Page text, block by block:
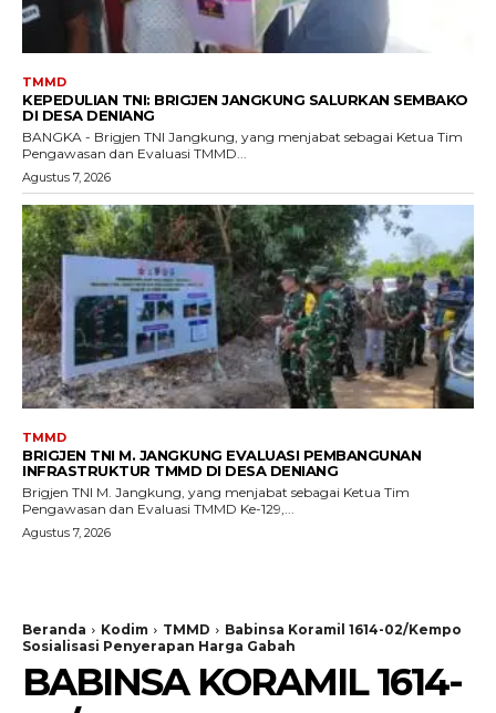
TMMD
KEPEDULIAN TNI: BRIGJEN JANGKUNG SALURKAN SEMBAKO
DI DESA DENIANG
BANGKA - Brigjen TNI Jangkung, yang menjabat sebagai Ketua Tim
Pengawasan dan Evaluasi TMMD...
Agustus 7, 2026
TMMD
BRIGJEN TNI M. JANGKUNG EVALUASI PEMBANGUNAN
INFRASTRUKTUR TMMD DI DESA DENIANG
Brigjen TNI M. Jangkung, yang menjabat sebagai Ketua Tim
Pengawasan dan Evaluasi TMMD Ke-129,...
Agustus 7, 2026